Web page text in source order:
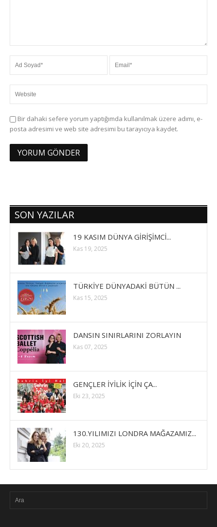
Bir dahaki sefere yorum yaptığımda kullanılmak üzere adımı, e-
posta adresimi ve web site adresimi bu tarayıcıya kaydet.
SON YAZILAR
19 KASIM DÜNYA GİRİŞİMCİ...
Kas 19, 2025
TÜRKİYE DÜNYADAKİ BÜTÜN ...
Kas 15, 2025
DANSIN SINIRLARINI ZORLAYIN
Kas 07, 2025
GENÇLER İYİLİK İÇİN ÇA...
Eki 23, 2025
130.YILIMIZI LONDRA MAĞAZAMIZ...
Eki 20, 2025